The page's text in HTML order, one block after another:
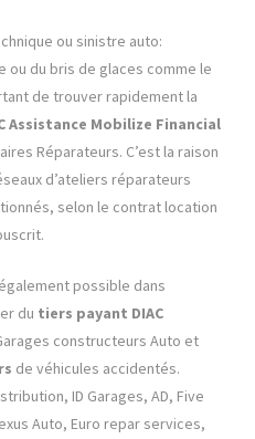
ou sinistre auto:
ou du bris de glaces comme le
de trouver rapidement la
Assistance Mobilize Financial
Réparateurs. C’est la raison
d’ateliers réparateurs
selon le contrat location
possible dans
du tiers payant DIAC
constructeurs Auto et
de véhicules accidentés.
ID Garages, AD, Five
Auto, Euro repar services,